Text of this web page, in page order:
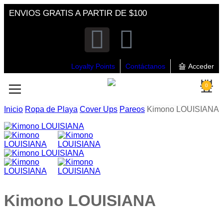
ENVIOS GRATIS A PARTIR DE $100
Loyalty Points Contáctanos Acceder
0
Inicio Ropa de Playa Cover Ups Pareos Kimono LOUISIANA
Kimono LOUISIANA